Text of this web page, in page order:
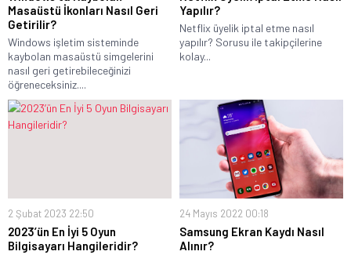
Masaüstü İkonları Nasıl Geri
Getirilir?
Windows işletim sisteminde
kaybolan masaüstü simgelerini
nasıl geri getirebileceğinizi
öğreneceksiniz....
Yapılır?
Netflix üyelik iptal etme nasıl
yapılır? Sorusu ile takipçilerine
kolay...
2 Şubat 2023 22:50
2023’ün En İyi 5 Oyun
Bilgisayarı Hangileridir?
24 Mayıs 2022 00:18
Samsung Ekran Kaydı Nasıl
Alınır?